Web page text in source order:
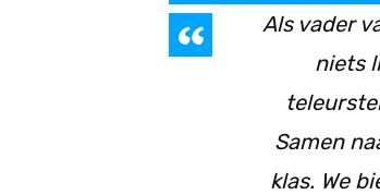
Als vader
niets
Samen
klas. We